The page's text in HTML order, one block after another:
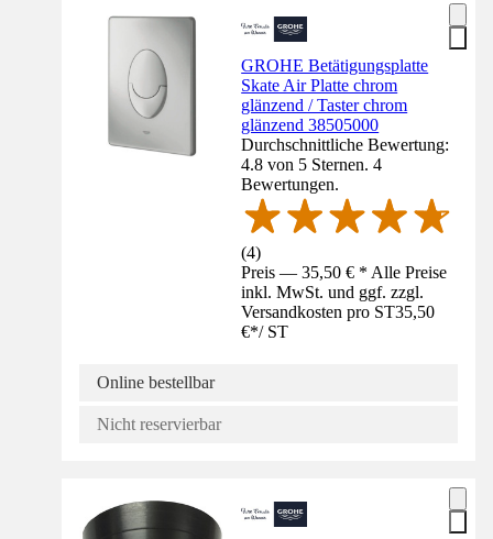
GROHE Betätigungsplatte
Skate Air Platte chrom
glänzend / Taster chrom
glänzend 38505000
Durchschnittliche Bewertung:
4.8 von 5 Sternen. 4
Bewertungen.
(4)
Preis — 35,50 € * Alle Preise
inkl. MwSt. und ggf. zzgl.
Versandkosten pro ST35,50
€*/ ST
Online bestellbar
Nicht reservierbar